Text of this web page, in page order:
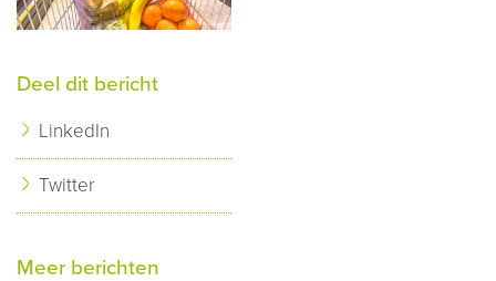
Deel dit bericht
LinkedIn
Twitter
Meer berichten